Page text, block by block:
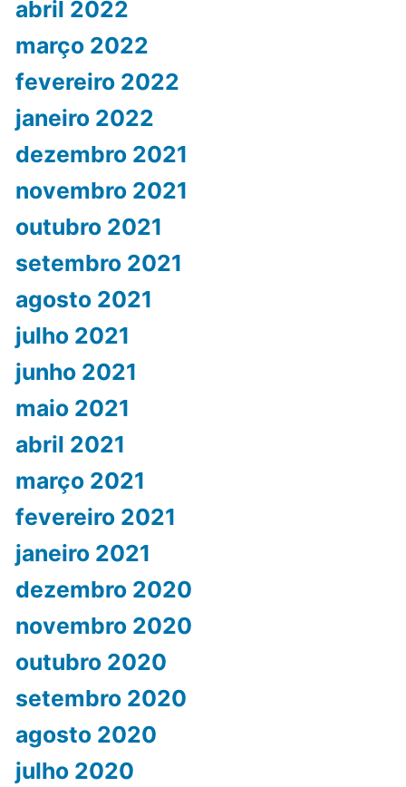
abril 2022
março 2022
fevereiro 2022
janeiro 2022
dezembro 2021
novembro 2021
outubro 2021
setembro 2021
agosto 2021
julho 2021
junho 2021
maio 2021
abril 2021
março 2021
fevereiro 2021
janeiro 2021
dezembro 2020
novembro 2020
outubro 2020
setembro 2020
agosto 2020
julho 2020